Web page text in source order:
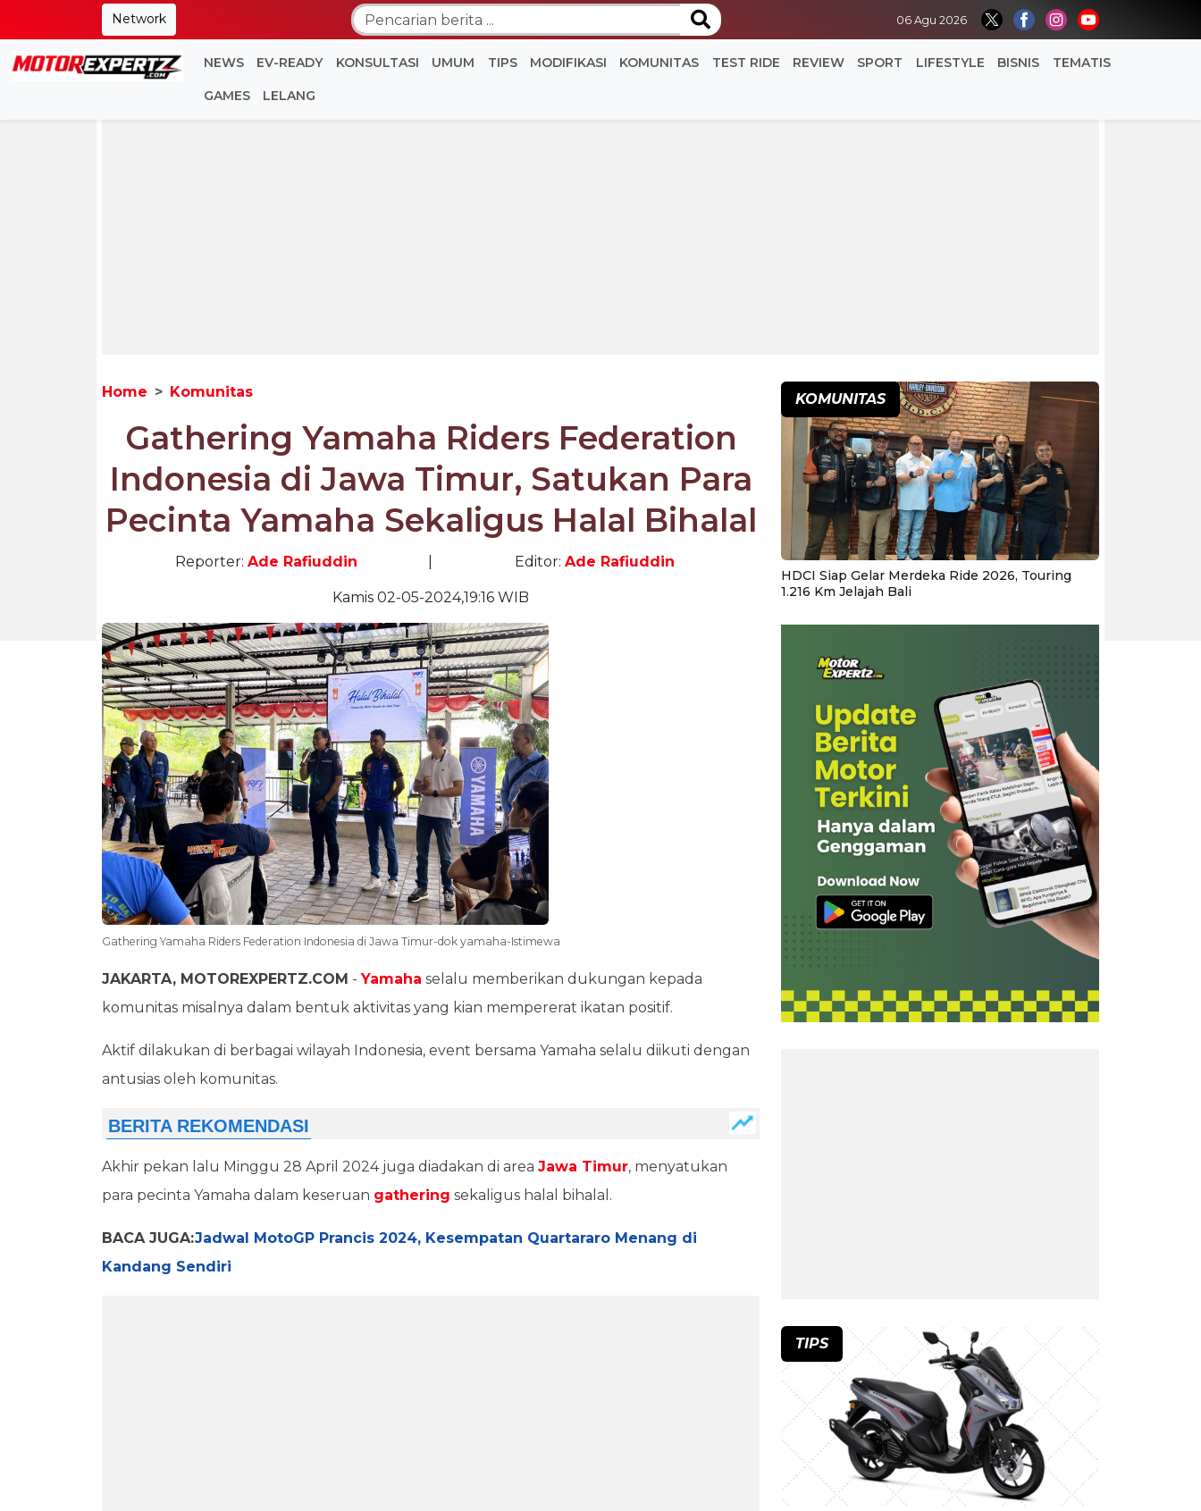
Network 06 Agu 2026
NEWS EV-READY KONSULTASI UMUM TIPS MODIFIKASI KOMUNITAS TEST RIDE REVIEW SPORT LIFESTYLE BISNIS TEMATIS
GAMES LELANG
Home Komunitas
Gathering Yamaha Riders Federation
Indonesia di Jawa Timur, Satukan Para
Pecinta Yamaha Sekaligus Halal Bihalal
Reporter: Ade Rafiuddin Editor:Ade Rafiuddin
Kamis 02-05-2024,19:16 WIB
Gathering Yamaha Riders Federation Indonesia di Jawa Timur-dok yamaha-Istimewa
JAKARTA, MOTOREXPERTZ.COM -Yamaha selalu memberikan dukungan kepada
komunitas misalnya dalam bentuk aktivitas yang kian mempererat ikatan positif.
Aktif dilakukan di berbagai wilayah Indonesia, event bersama Yamaha selalu diikuti dengan
antusias oleh komunitas.
Akhir pekan lalu Minggu 28 April 2024 juga diadakan di area Jawa Timur, menyatukan
para pecinta Yamaha dalam keseruan gathering sekaligus halal bihalal.
BACA JUGA:Jadwal MotoGP Prancis 2024, Kesempatan Quartararo Menang di
Kandang Sendiri
KOMUNITAS
HDCI Siap Gelar Merdeka Ride 2026, Touring
1.216 Km Jelajah Bali
TIPS